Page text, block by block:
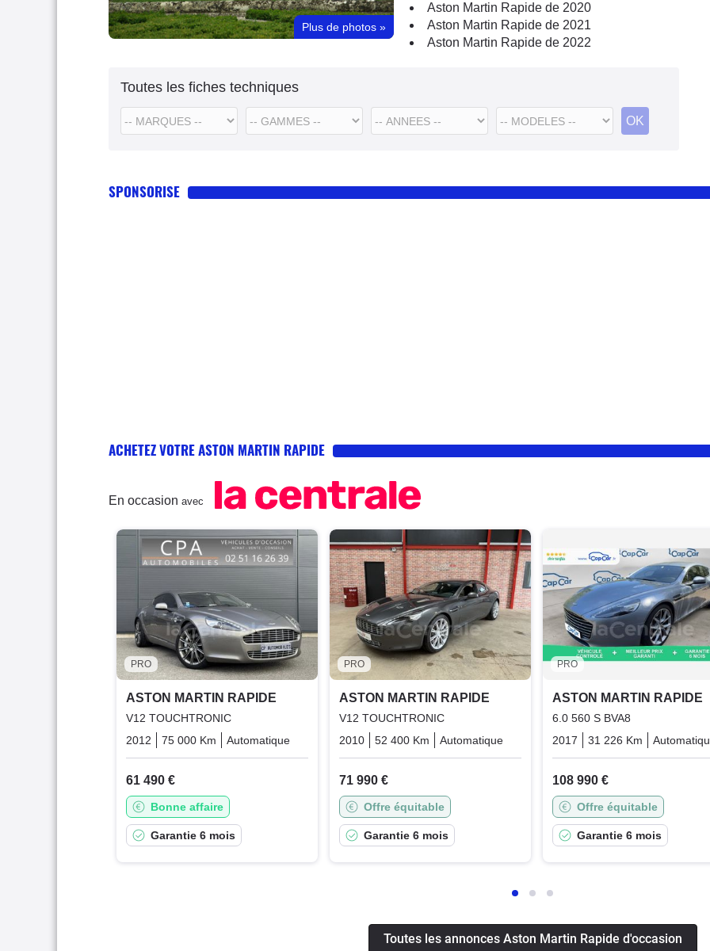
Plus de photos »
Aston Martin Rapide de 2020
Aston Martin Rapide de 2021
Aston Martin Rapide de 2022
Toutes les fiches techniques
SPONSORISE
ACHETEZ VOTRE ASTON MARTIN RAPIDE
En occasion avec
PRO
ASTON MARTIN RAPIDE
V12 TOUCHTRONIC
2012
75 000 Km Automatique Essence
61 490 €
Bonne affaire
Garantie 6 mois
PRO
ASTON MARTIN RAPIDE
V12 TOUCHTRONIC
2010
52 400 Km Automatique Essence
71 990 €
Offre équitable
Garantie 6 mois
PRO
ASTON MARTIN RAPIDE
6.0 560 S BVA8
2017
31 226 Km
108 990 €
Offre équitable
Garantie 6 mois
Toutes les annonces Aston Martin Rapide d'occasion